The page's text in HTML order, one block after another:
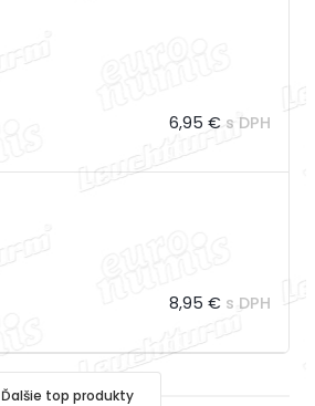
6,95 € s DPH
8,95 € s DPH
Ďalšie top produkty